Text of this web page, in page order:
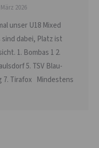
2026
unser U18 Mixed
dabei, Platz ist
1. Bombas 1 2.
5. TSV Blau-
7. Tirafox Mindestens